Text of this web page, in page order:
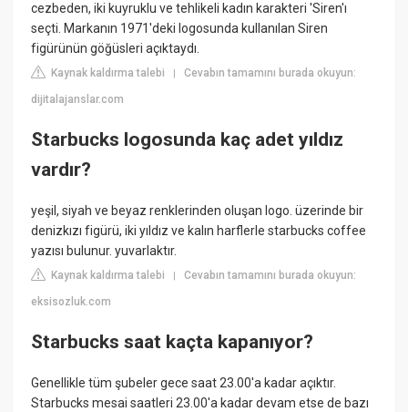
cezbeden, iki kuyruklu ve tehlikeli kadın karakteri 'Siren'ı
seçti. Markanın 1971'deki logosunda kullanılan Siren
figürünün göğüsleri açıktaydı.
Kaynak kaldırma talebi |Cevabın tamamını burada okuyun:
dijitalajanslar.com
Starbucks logosunda kaç adet yıldız
vardır?
yeşil, siyah ve beyaz renklerinden oluşan logo. üzerinde bir
denizkızı figürü, iki yıldız ve kalın harflerle starbucks coffee
yazısı bulunur. yuvarlaktır.
Kaynak kaldırma talebi |Cevabın tamamını burada okuyun:
eksisozluk.com
Starbucks saat kaçta kapanıyor?
Genellikle tüm şubeler gece saat 23.00'a kadar açıktır.
Starbucks mesai saatleri 23.00'a kadar devam etse de bazı